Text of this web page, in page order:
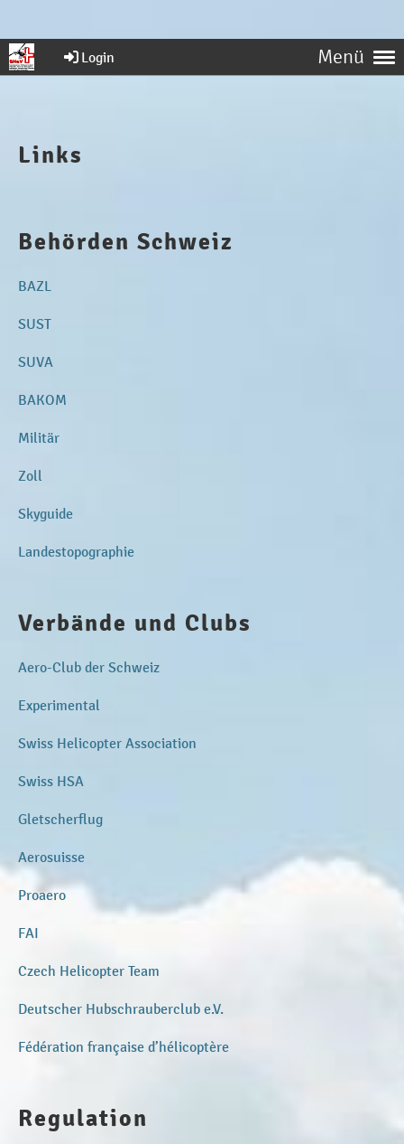
Menü
Login
Links
Behörden Schweiz
BAZL
SUST
SUVA
BAKOM
Militär
Zoll
Skyguide
Landestopographie
Verbände und Clubs
Aero-Club der Schweiz
Experimental
Swiss Helicopter Association
Swiss HSA
Gletscherflug
Aerosuisse
Proaero
FAI
Czech Helicopter Team
Deutscher Hubschrauberclub e.V.
Fédération française d’hélicoptère
Regulation